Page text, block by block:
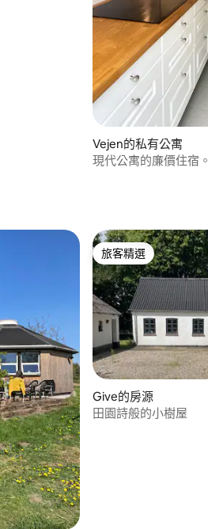
5 分）
Vejen的私有公寓
現代公寓的廉價住宿。
5 分）
旅客精選
旅客精選
Give的房源
田園詩般的小樹屋